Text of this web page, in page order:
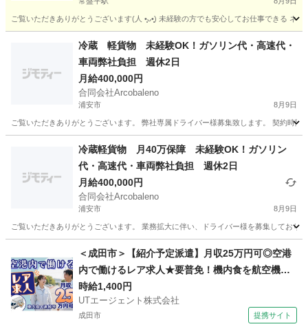
ご覧いただきありがとうございます(⁠人⁠ ⁠•͈⁠ᴗ⁠•͈⁠) 未経験の方でも安心してお仕事できる
常盤平駅 ネットスーパー
冷蔵 軽貨物 未経験OK！ガソリン代・高速代・
車両弊社負担 週休2日
月給400,000円
合同会社Arcobaleno
浦安市 8月9日
ご覧いただきありがとうございます。 弊社専属ドライバー様募集致します。 契
ドライバー 貨物
冷蔵軽貨物 月40万保障 未経験OK！ガソリン
代・高速代・車両弊社負担 週休2日
月給400,000円
合同会社Arcobaleno
浦安市 8月9日
ご覧いただきありがとうございます。 業務拡大に伴い、ドライバー様を募集し
ドライバー 貨物
＜成田市＞【紹介予定派遣】月収25万円可◎空港
内で働けるレア求人★要普免！機内食を航空機へ
搬入するお仕事！【履歴書不要☆オンライン面接
OK】【入社キャンペーン実施中！】
時給1,400円
UTエージェント株式会社
成田市 提携サイト